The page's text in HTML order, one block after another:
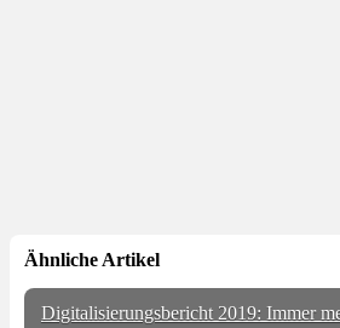
Ähnliche Artikel
Digitalisierungsbericht 2019: Immer